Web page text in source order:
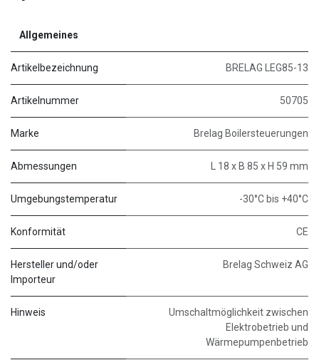
Allgemeines
Artikelbezeichnung BRELAG LEG85-13
Artikelnummer 50705
Marke Brelag Boilersteuerungen
Abmessungen L 18 x B 85 x H 59 mm
Umgebungstemperatur -30°C bis +40°C
Konformität CE
Hersteller und/oder
Importeur
Brelag Schweiz AG
Hinweis
Umschaltmöglichkeit zwischen
Elektrobetrieb und
Wärmepumpenbetrieb